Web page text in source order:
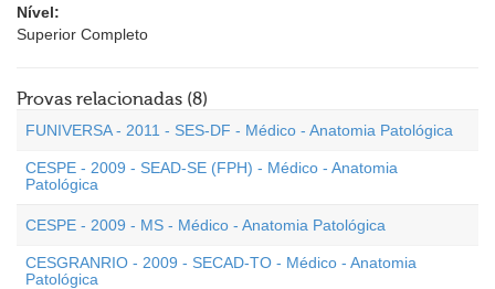
Nível:
Superior Completo
Provas relacionadas (8)
FUNIVERSA - 2011 - SES-DF - Médico - Anatomia Patológica
CESPE - 2009 - SEAD-SE (FPH) - Médico - Anatomia
Patológica
CESPE - 2009 - MS - Médico - Anatomia Patológica
CESGRANRIO - 2009 - SECAD-TO - Médico - Anatomia
Patológica